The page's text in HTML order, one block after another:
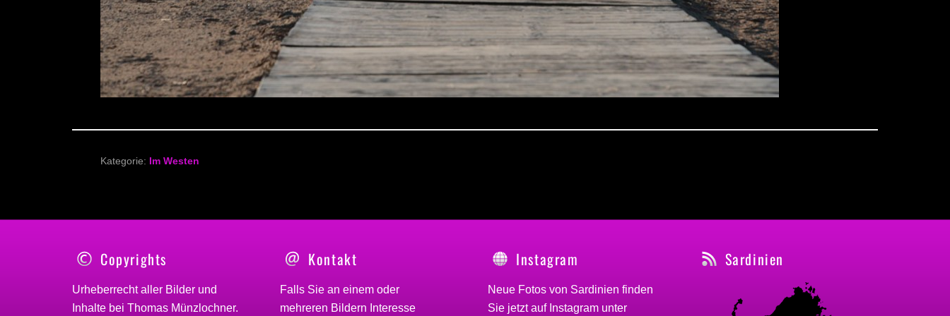
Kategorie: Im Westen
Copyrights
Urheberrecht aller Bilder und
Inhalte bei Thomas Münzlochner.
Kontakt
Falls Sie an einem oder
mehreren Bildern Interesse
Instagram
Neue Fotos von Sardinien finden
Sie jetzt auf Instagram unter
Sardinien